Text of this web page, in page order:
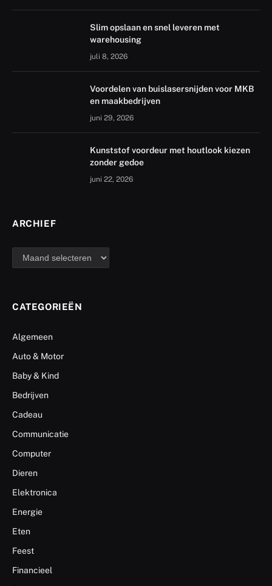
Slim opslaan en snel leveren met
warehousing
juli 8, 2026
Voordelen van buislasersnijden voor MKB
en maakbedrijven
juni 29, 2026
Kunststof voordeur met houtlook kiezen
zonder gedoe
juni 22, 2026
ARCHIEF
archief
CATEGORIEËN
Algemeen
Auto & Motor
Baby & Kind
Bedrijven
Cadeau
Communicatie
Computer
Dieren
Elektronica
Energie
Eten
Feest
Financieel